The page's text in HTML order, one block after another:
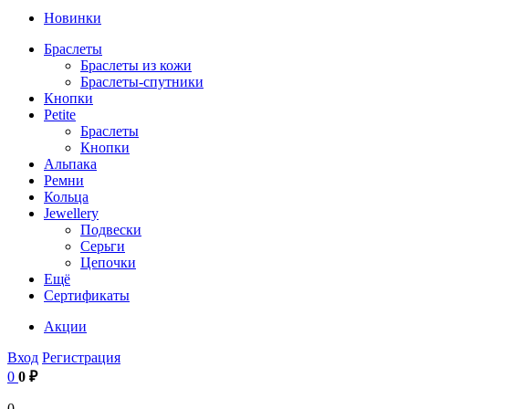
Новинки
Браслеты
Браслеты из кожи
Браслеты-спутники
Кнопки
Petite
Браслеты
Кнопки
Альпака
Ремни
Кольца
Jewellery
Подвески
Серьги
Цепочки
Ещё
Сертификаты
Акции
Вход Регистрация
0 0 ₽